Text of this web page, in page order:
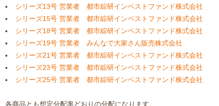
シリーズ13号 営業者 都市綜研インベストファンド株式会社
シリーズ15号 営業者 都市綜研インベストファンド株式会社
シリーズ18号 営業者 都市綜研インベストファンド株式会社
シリーズ19号 営業者 みんなで大家さん販売株式会社
シリーズ21号 営業者 都市綜研インベストファンド株式会社
シリーズ23号 営業者 都市綜研インベストファンド株式会社
シリーズ25号 営業者 都市綜研インベストファンド株式会社
各商品とも想定分配率どおりの分配になります。